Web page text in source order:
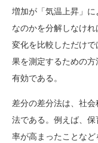
増加が「気温上昇」
なのかを分解しなけ
変化を比較しただけ
果を測定するための
有効である。
差分の差分法は、社
法である。例えば、
率が高まったことな